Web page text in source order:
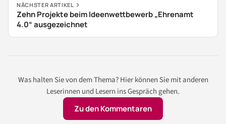
NÄCHSTER ARTIKEL
Zehn Projekte beim Ideenwettbewerb „Ehrenamt
4.0“ ausgezeichnet
Was halten Sie von dem Thema? Hier können Sie mit anderen
Leserinnen und Lesern ins Gespräch gehen.
Zu den Kommentaren